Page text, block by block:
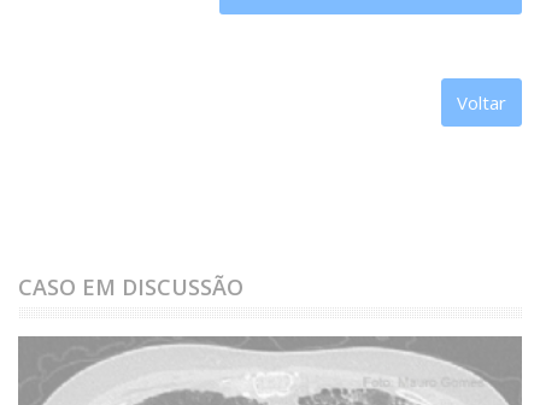
Voltar
CASO EM DISCUSSÃO